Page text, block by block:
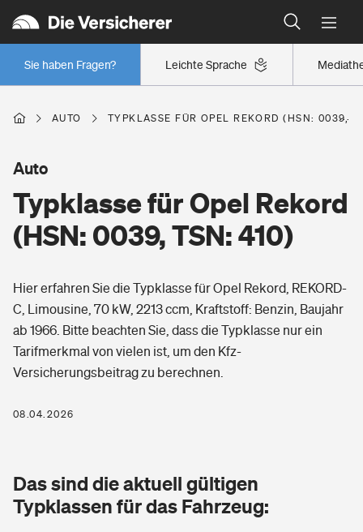
Leichte Sprache
Sie haben Fragen?
Wer versichert was: Jetzt Versicherer finden
Regionalklassen: So ist Ihre Region eingestuft
Wer versichert was: Jetzt Versicherer finden
Berufsunfähigkeitsversicherung
Erwerbsunfähigkeitsversicherung
Grundfähigkeitsversicherung
Arbeitsrechtsschutz
Berufshaftpflichtversicherung
Zur Übersicht
Tools
Wohnen
Glasversicherung
Freizeit
Pri­vate Haft­pflicht­
Kinderunfall­ver­si­che­rung
Gesundheit
Private Krankenversicherung
Dread-Disease-Versicherung
AUTO TYPKLASSE FÜR OPEL REKORD (HSN: 0039,
Typklasse für Opel Rekord
(HSN: 0039, TSN: 410)
Auto
Hier erfahren Sie die Typklasse für Opel Rekord, REKORD-
C, Limousine, 70 kW, 2213 ccm, Kraftstoff: Benzin, Baujahr
ab 1966. Bitte beachten Sie, dass die Typklasse nur ein
Tarifmerkmal von vielen ist, um den Kfz-
Versicherungsbeitrag zu berechnen.
08.04.2026
Das sind die aktuell gültigen
Typklassen für das Fahrzeug: